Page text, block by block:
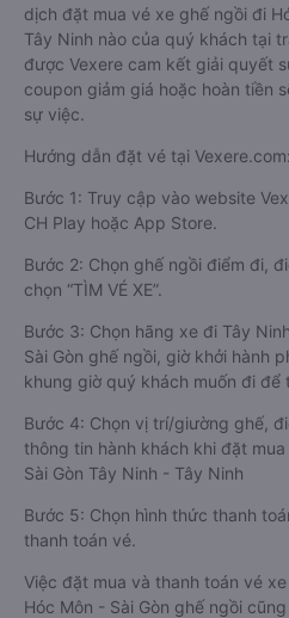
dịch đặt mua vé xe ghế ngồi đi
Tây Ninh nào của quý khách tại
được Vexere cam kết giải quyết
coupon giảm giá hoặc hoàn tiền
sự việc.
Hướng dẫn đặt vé tại Vexere.com:
Bước 1: Truy cập vào website
CH Play hoặc App Store.
Bước 2: Chọn ghế ngồi điểm đi,
chọn “TÌM VÉ XE”.
Bước 3: Chọn hãng xe đi Tây
Sài Gòn ghế ngồi, giờ khởi hành
khung giờ quý khách muốn đi để
Bước 4: Chọn vị trí/giường ghế,
thông tin hành khách khi đặt
Sài Gòn Tây Ninh - Tây Ninh
Bước 5: Chọn hình thức thanh
thanh toán vé.
Việc đặt mua và thanh toán vé
Hóc Môn - Sài Gòn ghế ngồi